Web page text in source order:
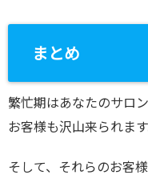
まとめ
繁忙期はあなたのサロ
お客様も沢山来られます
そして、それらのお客